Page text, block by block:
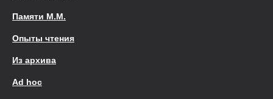
Памяти М.М.
Опыты чтения
Из архива
Ad hoc